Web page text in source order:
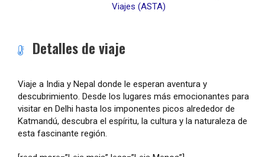
Viajes (ASTA)
Detalles de viaje
Viaje a India y Nepal donde le esperan aventura y
descubrimiento. Desde los lugares más emocionantes para
visitar en Delhi hasta los imponentes picos alrededor de
Katmandú, descubra el espíritu, la cultura y la naturaleza de
esta fascinante región.